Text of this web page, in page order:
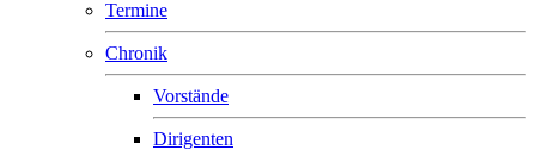
Termine
Chronik
Vorstände
Dirigenten